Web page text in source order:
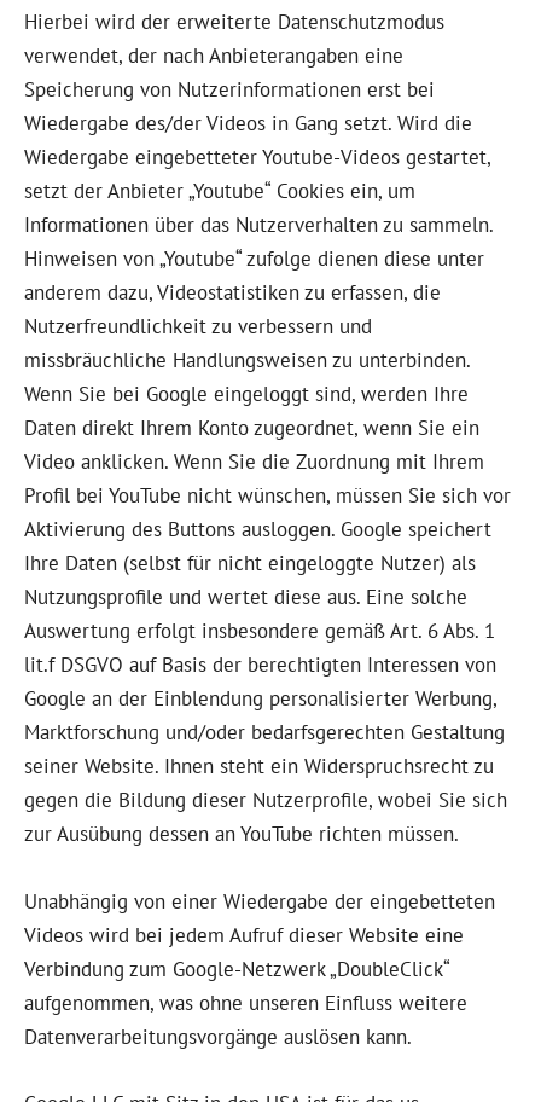
Hierbei wird der erweiterte Datenschutzmodus
verwendet, der nach Anbieterangaben eine
Speicherung von Nutzerinformationen erst bei
Wiedergabe des/der Videos in Gang setzt. Wird die
Wiedergabe eingebetteter Youtube-Videos gestartet,
setzt der Anbieter „Youtube“ Cookies ein, um
Informationen über das Nutzerverhalten zu sammeln.
Hinweisen von „Youtube“ zufolge dienen diese unter
anderem dazu, Videostatistiken zu erfassen, die
Nutzerfreundlichkeit zu verbessern und
missbräuchliche Handlungsweisen zu unterbinden.
Wenn Sie bei Google eingeloggt sind, werden Ihre
Daten direkt Ihrem Konto zugeordnet, wenn Sie ein
Video anklicken. Wenn Sie die Zuordnung mit Ihrem
Profil bei YouTube nicht wünschen, müssen Sie sich vor
Aktivierung des Buttons ausloggen. Google speichert
Ihre Daten (selbst für nicht eingeloggte Nutzer) als
Nutzungsprofile und wertet diese aus. Eine solche
Auswertung erfolgt insbesondere gemäß Art. 6 Abs. 1
lit.f DSGVO auf Basis der berechtigten Interessen von
Google an der Einblendung personalisierter Werbung,
Marktforschung und/oder bedarfsgerechten Gestaltung
seiner Website. Ihnen steht ein Widerspruchsrecht zu
gegen die Bildung dieser Nutzerprofile, wobei Sie sich
zur Ausübung dessen an YouTube richten müssen.
Unabhängig von einer Wiedergabe der eingebetteten
Videos wird bei jedem Aufruf dieser Website eine
Verbindung zum Google-Netzwerk „DoubleClick“
aufgenommen, was ohne unseren Einfluss weitere
Datenverarbeitungsvorgänge auslösen kann.